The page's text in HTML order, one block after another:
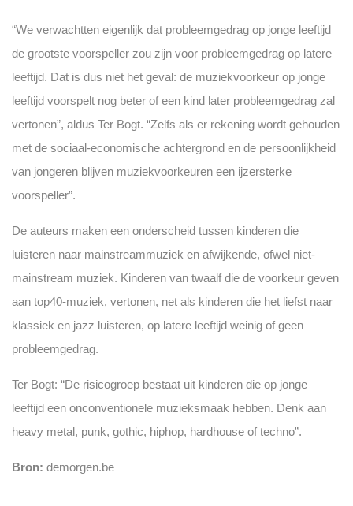
“We verwachtten eigenlijk dat probleemgedrag op jonge leeftijd
de grootste voorspeller zou zijn voor probleemgedrag op latere
leeftijd. Dat is dus niet het geval: de muziekvoorkeur op jonge
leeftijd voorspelt nog beter of een kind later probleemgedrag zal
vertonen”, aldus Ter Bogt. “Zelfs als er rekening wordt gehouden
met de sociaal-economische achtergrond en de persoonlijkheid
van jongeren blijven muziekvoorkeuren een ijzersterke
voorspeller”.
De auteurs maken een onderscheid tussen kinderen die
luisteren naar mainstreammuziek en afwijkende, ofwel niet-
mainstream muziek. Kinderen van twaalf die de voorkeur geven
aan top40-muziek, vertonen, net als kinderen die het liefst naar
klassiek en jazz luisteren, op latere leeftijd weinig of geen
probleemgedrag.
Ter Bogt: “De risicogroep bestaat uit kinderen die op jonge
leeftijd een onconventionele muzieksmaak hebben. Denk aan
heavy metal, punk, gothic, hiphop, hardhouse of techno”.
Bron: demorgen.be